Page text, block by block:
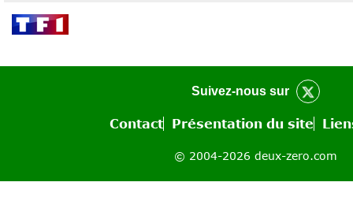
Suivez-nous sur
Contact Présentation du site
© 2004-2026 deux-zero.com